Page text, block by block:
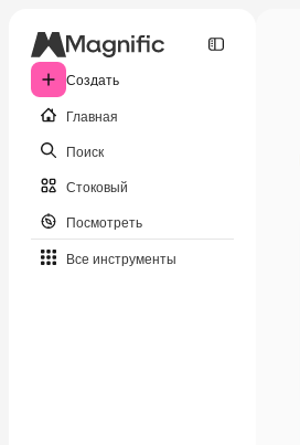
Создать
Главная
Поиск
Стоковый
Посмотреть
Все инструменты